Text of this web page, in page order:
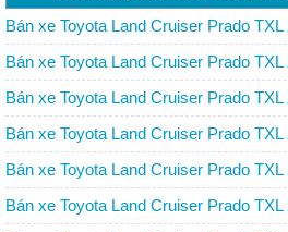
Bán xe Toyota Land Cruiser Prado
Bán xe Toyota Land Cruiser Prado
Bán xe Toyota Land Cruiser Prado
Bán xe Toyota Land Cruiser Prado
Bán xe Toyota Land Cruiser Prado
Bán xe Toyota Land Cruiser Prado